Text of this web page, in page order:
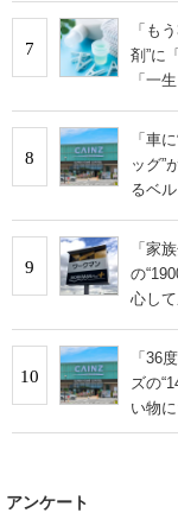
7
「も
剤”に
「一
8
「車
ッグ”
るベル
9
「家
の
心し
10
「36
ズの
い物
アンケート